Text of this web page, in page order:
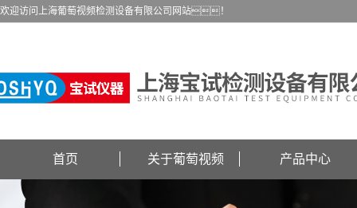
欢迎访问上海葡萄视频检测设备有限公司网站！
首页 关于葡萄视频 产品中心